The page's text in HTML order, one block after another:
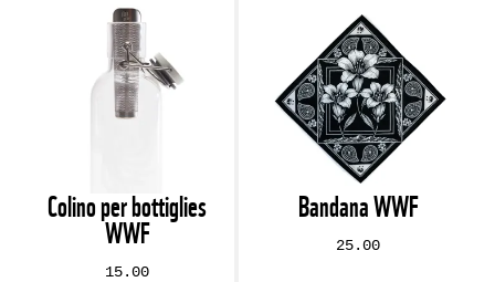
Colino per bottiglies
WWF
15.00
Bandana WWF
25.00